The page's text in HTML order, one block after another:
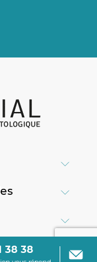
38 38